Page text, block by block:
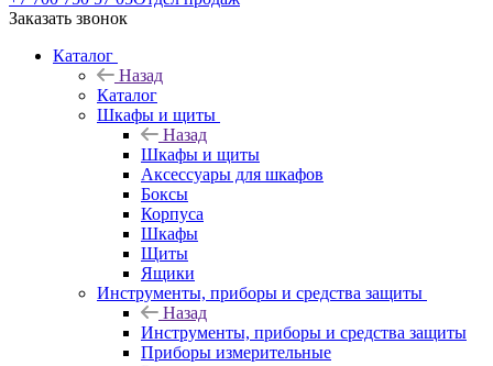
Заказать звонок
Каталог
Назад
Каталог
Шкафы и щиты
Назад
Шкафы и щиты
Аксессуары для шкафов
Боксы
Корпуса
Шкафы
Щиты
Ящики
Инструменты, приборы и средства защиты
Назад
Инструменты, приборы и средства защиты
Приборы измерительные